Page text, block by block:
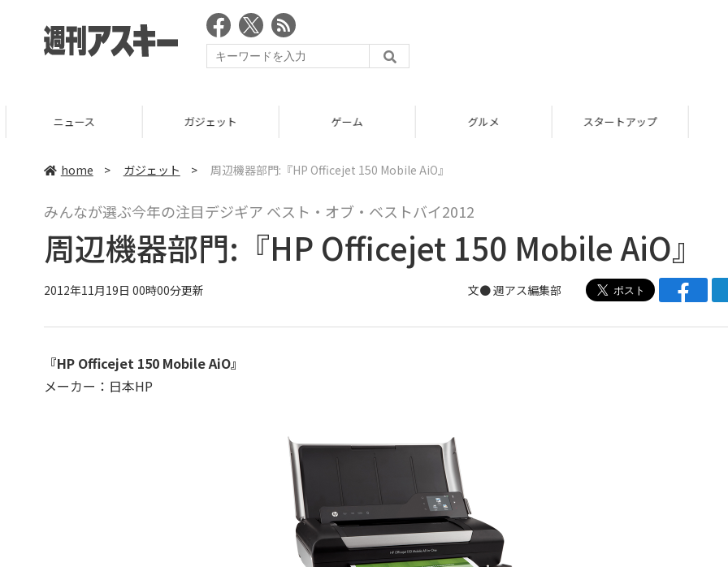
ニュース ガジェット ゲーム グルメ スタートアップ
home > ガジェット > 周辺機器部門:『HP Officejet 150 Mobile AiO』
みんなが選ぶ今年の注目デジギア ベスト・オブ・ベストバイ2012
周辺機器部門:『HP Officejet 150 Mobile AiO』
2012年11月19日 00時00分更新 文●週アス編集部
『HP Officejet 150 Mobile AiO』
メーカー：日本HP